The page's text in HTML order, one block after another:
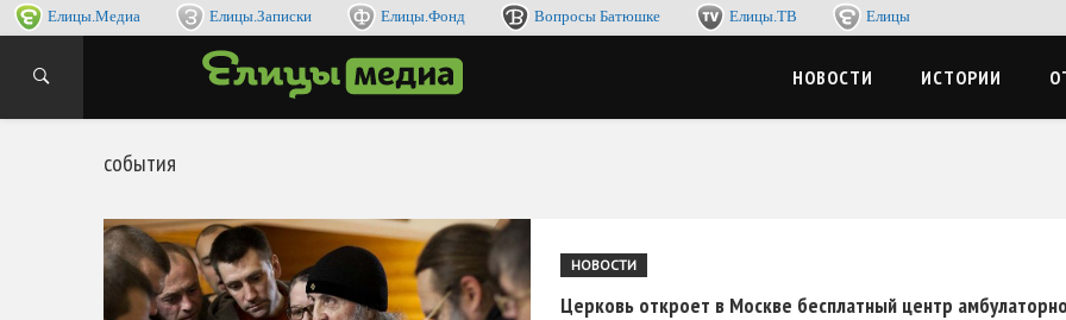
Елицы.Медиа Елицы.Записки Елицы.Фонд Вопросы Батюшке Елицы.ТВ Елицы
НОВОСТИ ИСТОРИИ
события
НОВОСТИ
Церковь откроет в Москве бесплатный центр